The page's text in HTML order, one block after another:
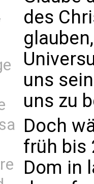
des
uns
uns zu
Doch
früh bis
Dom in